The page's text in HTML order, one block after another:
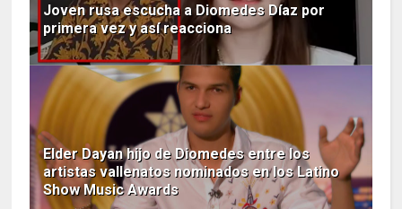
Joven rusa escucha a Diomedes Díaz por
primera vez y así reacciona
Elder Dayan hijo de Diomedes entre los
artistas vallenatos nominados en los Latino
Show Music Awards